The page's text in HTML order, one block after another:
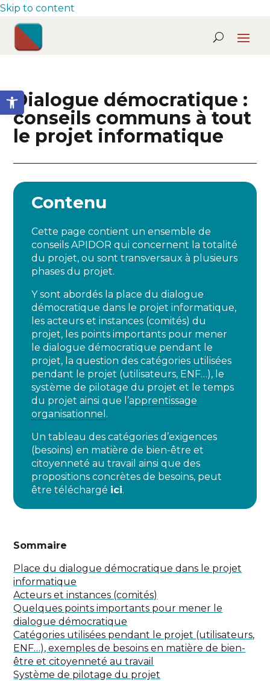
Skip to content
Ouvrir la barre d’outils
Dialogue démocratique :
conseils communs à tout
le projet informatique
Contenu
Cette page contient un ensemble de
conseils APIDOR qui concernent la totalité
du projet, ou sont transversaux à plusieurs
phases du projet.
Y sont abordés la place du dialogue
démocratique dans le projet informatique,
les acteurs et instances (comités) du
projet, les points importants pour mener
le dialogue démocratique pendant le
projet, la question des catégories utilisées
pendant le projet (utilisateurs, ENF…), le
système de pilotage du projet et le temps
du projet ainsi que l’apprentissage
organisationnel .
Un tableau des catégories d’exigences
(besoins) en matière de bien-être et
citoyenneté au travail ainsi que des
propositions concrètes de besoins, peut
être téléchargé ici.
Sommaire
Place du dialogue démocratique dans le projet
informatique
Acteurs et instances (comités)
Quelques points importants pour mener le
dialogue démocratique
Catégories utilisées pendant le projet (utilisateurs,
ENF…), exemples de besoins en matière de bien-
être et citoyenneté au travail
Système de pilotage du projet